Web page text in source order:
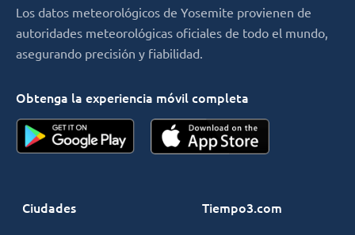
Los datos meteorológicos de Yosemite provienen de
autoridades meteorológicas oficiales de todo el mundo,
asegurando precisión y fiabilidad.
Obtenga la experiencia móvil completa
Ciudades Tiempo3.com